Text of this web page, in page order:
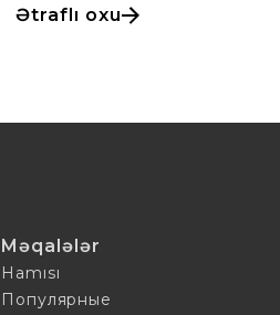
Ətraflı oxu
Məqalələr
Hamısı
Популярные